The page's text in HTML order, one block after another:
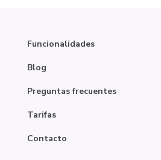
Funcionalidades
Blog
Preguntas frecuentes
Tarifas
Contacto